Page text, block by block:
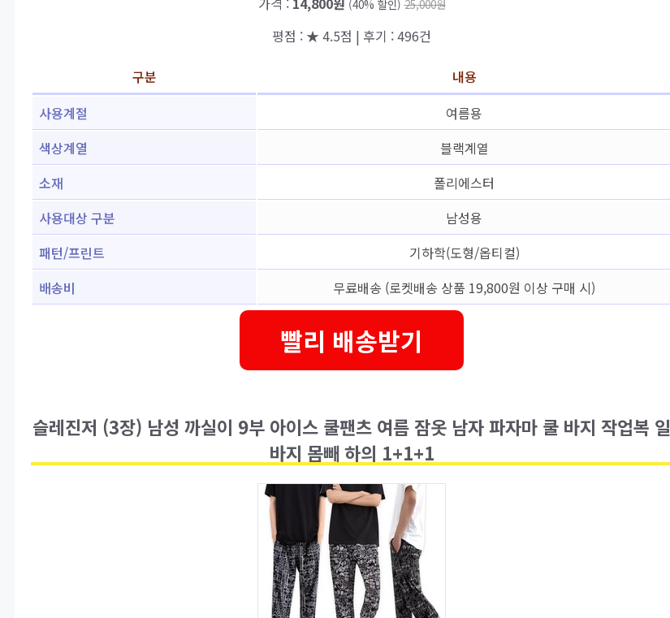
(40% 할인) 25,000원
평점 : ★ 4.5점 | 후기 : 496건
구분
내용
사용계절
여름용
색상계열
블랙계열
소재
폴리에스터
사용대상 구분
남성용
패턴/프린트
기하학(도형/옵티컬)
배송비
무료배송 (로켓배송 상품 19,800원 이상 구매 시)
빨리 배송받기
슬레진저 (3장) 남성 까실이 9부 아이스 쿨팬츠 여름 잠옷 남자 파자마 쿨 바지 작업복 일
바지 몸빼 하의 1+1+1